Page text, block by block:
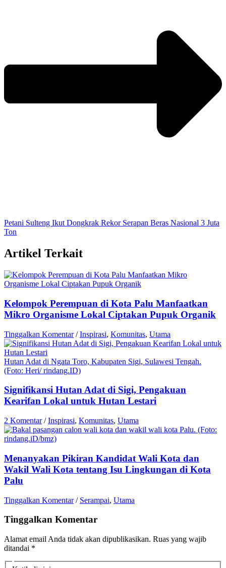
Petani Sulteng Ikut Dongkrak Rekor Serapan Beras Nasional 3 Juta
Ton
Artikel Terkait
Kelompok Perempuan di Kota Palu Manfaatkan
Mikro Organisme Lokal Ciptakan Pupuk Organik
Tinggalkan Komentar /Inspirasi, Komunitas, Utama
Hutan Adat di Ngata Toro, Kabupaten Sigi, Sulawesi Tengah.
(Foto: Heri/ rindang.ID)
Signifikansi Hutan Adat di Sigi, Pengakuan
Kearifan Lokal untuk Hutan Lestari
2 Komentar /Inspirasi, Komunitas, Utama
Menanyakan Pikiran Kandidat Wali Kota dan
Wakil Wali Kota tentang Isu Lingkungan di Kota
Palu
Tinggalkan Komentar / Serampai, Utama
Tinggalkan Komentar
Alamat email Anda tidak akan dipublikasikan. Ruas yang wajib
ditandai *